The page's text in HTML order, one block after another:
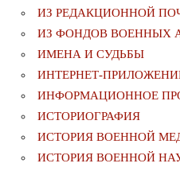
ИЗ РЕДАКЦИОННОЙ
ИЗ ФОНДОВ ВОЕННЫХ
ИМЕНА И СУДЬБЫ
ИНТЕРНЕТ-
ИНФОРМАЦИОННОЕ
ИСТОРИОГРАФИЯ
ИСТОРИЯ ВОЕННОЙ
ИСТОРИЯ ВОЕННОЙ